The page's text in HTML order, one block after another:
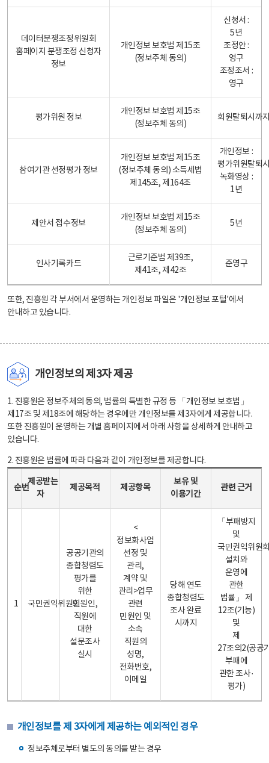
데이터분쟁조정위원회
홈페이지 분쟁조정 신청자
정보
개인정보 보호법 제15조
(정보주체 동의)
신청서 :
5년
조정안 :
영구
조정조서 :
영구
평가위원 정보
개인정보 보호법 제15조
(정보주체 동의)
회원탈퇴시까
참여기관 선정평가 정보
개인정보 보호법 제15조
(정보주체 동의) 소득세법
제145조, 제164조
개인정보 :
평가위원탈퇴
녹화영상 :
1년
제안서 접수정보
개인정보 보호법 제15조
(정보주체 동의)
5년
인사기록카드
근로기준법 제39조,
제41조, 제42조
준영구
또한, 진흥원 각 부서에서 운영하는 개인정보 파일은 '개인정보 포털'에서
안내하고 있습니다.
개인정보의 제3자 제공
1. 진흥원은 정보주체의 동의, 법률의 특별한 규정 등 「개인정보 보호법」
제17조 및 제18조에 해당하는 경우에만 개인정보를 제3자에게 제공합니다.
또한 진흥원이 운영하는 개별 홈페이지에서 아래 사항을 상세하게 안내하고
있습니다.
2. 진흥원은 법률에 따라 다음과 같이 개인정보를 제공합니다.
순번
제공받는
자
제공목적 제공항목
보유 및
이용기간
관련 근거
1 국민권익위원회
공공기관의
종합청렴도
평가를
위한
민원인,
직원에
대한
설문조사
실시
<
정보화사업
선정 및
관리,
계약 및
관리>업무
관련
민원인 및
소속
직원의
성명,
전화번호,
이메일
당해 연도
종합청렴도
조사 완료
시까지
「부패방지
및
국민권익위원
설치와
운영에
관한
법률」 제
12조(기능)
및
제
27조의2(공공
부패에
관한 조사·
평가)
개인정보를 제 3자에게 제공하는 예외적인 경우
정보주체로부터 별도의 동의를 받는 경우